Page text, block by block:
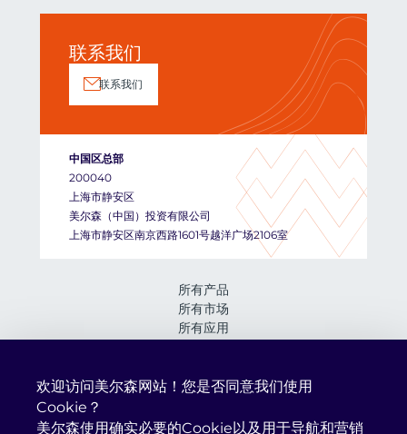
所有产品
所有市场
所有应用
资讯与活动
在美尔森工作
联系我们
联系我们
中国区总部
200040
上海市静安区
美尔森（中国）投资有限公司
上海市静安区南京西路1601号越洋广场2106室
欢迎访问美尔森网站！您是否同意我们使用
Cookie？
美尔森使用确实必要的Cookie以及用于导航和营销